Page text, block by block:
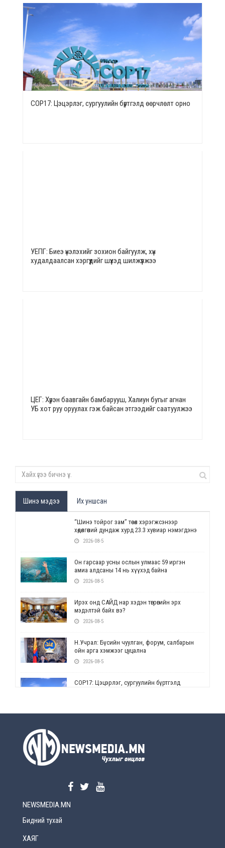
СОР17: Цэцэрлэг, сургуулийн бүртгэлд өөрчлөлт орно
УЕПГ: Биеэ үнэлэхийг зохион байгуулж, хүн
худалдаалсан хэргүүдийг шүүхэд шилжүүлжээ
ЦЕГ: Хүрэн баавгайн бамбарууш, Халиун бугыг агнан
УБ хот руу оруулах гэж байсан этгээдийг саатуулжээ
Шинэ мэдээ Их уншсан
“Шинэ тойрог зам” төсөл хэрэгжсэнээр
хөдөлгөөний дундаж хурд 23.3 хувиар нэмэгдэнэ
2026-08-5
Он гарсаар усны ослын улмаас 59 иргэн
амиа алдсаны 14 нь хүүхэд байна
2026-08-5
Ирэх онд САЙД нар хэдэн төгрөгийн эрх
мэдэлтэй байх вэ?
2026-08-5
Н.Учрал: Бүсийн чуулган, форум, салбарын
ойн арга хэмжээг цуцална
2026-08-5
СОР17: Цэцэрлэг, сургуулийн бүртгэлд
2026-08-5
2026-08-5
NEWSMEDIA.MN
Бидний тухай
ХАЯГ